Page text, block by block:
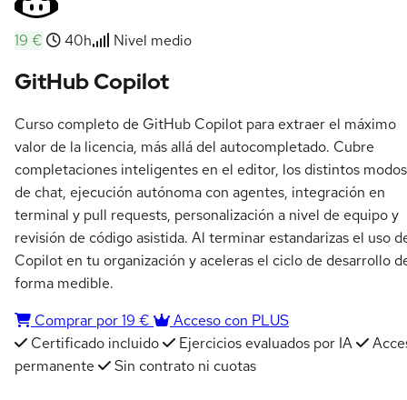
19 € 40h Nivel medio
GitHub Copilot
Curso completo de GitHub Copilot para extraer el máximo
valor de la licencia, más allá del autocompletado. Cubre
completaciones inteligentes en el editor, los distintos modos
de chat, ejecución autónoma con agentes, integración en
terminal y pull requests, personalización a nivel de equipo y
revisión de código asistida. Al terminar estandarizas el uso
Copilot en tu organización y aceleras el ciclo de desarrollo
forma medible.
Comprar por 19 €
Acceso con PLUS
Certificado incluido
Ejercicios evaluados por IA
permanente
Sin contrato ni cuotas